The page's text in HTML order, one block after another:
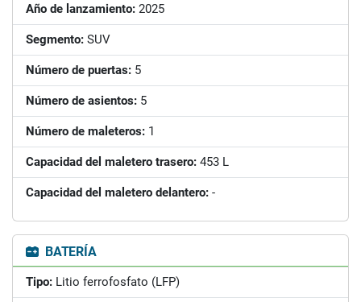
Año de lanzamiento: 2025
Segmento: SUV
Número de puertas: 5
Número de asientos: 5
Número de maleteros: 1
Capacidad del maletero trasero: 453 L
Capacidad del maletero delantero: -
BATERÍA
Tipo: Litio ferrofosfato (LFP)